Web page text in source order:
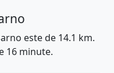
este de 14.1 km.
16 minute.